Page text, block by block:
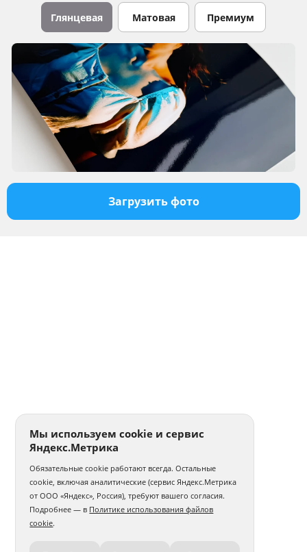
Глянцевая Матовая Премиум
Загрузить фото
Мы используем cookie и сервис
Яндекс.Метрика
Обязательные cookie работают всегда. Остальные
cookie, включая аналитические (сервис Яндекс.Метрика
от ООО «Яндекс», Россия), требуют вашего согласия.
Подробнее — в Политике использования файлов
cookie.